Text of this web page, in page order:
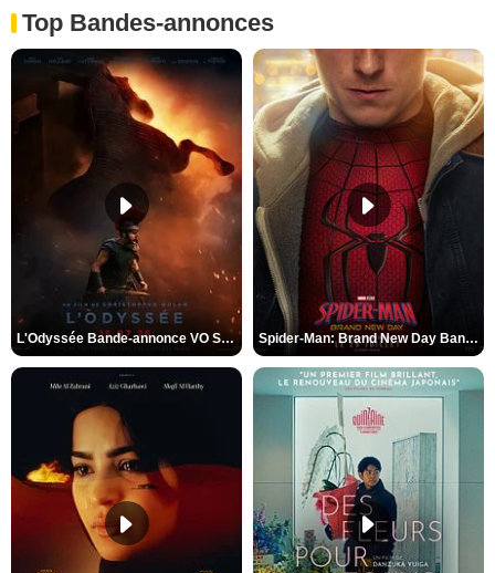
Top Bandes-annonces
L'Odyssée Bande-annonce VO STFR Spider-Man: Brand New Day Bande-annonce VO STFR